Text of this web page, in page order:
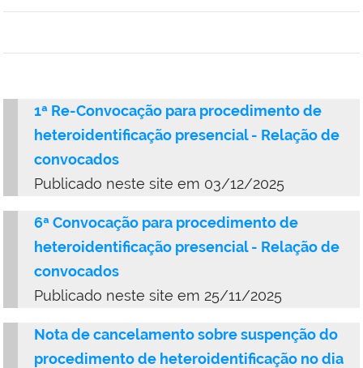
1ª Re-Convocação para procedimento de
heteroidentificação presencial - Relação de
convocados
Publicado neste site em 03/12/2025
6ª Convocação para procedimento de
heteroidentificação presencial - Relação de
convocados
Publicado neste site em 25/11/2025
Nota de cancelamento sobre suspenção do
procedimento de heteroidentificação no dia